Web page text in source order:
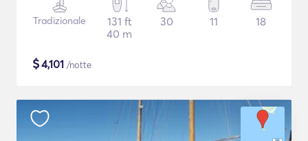
Tradizionale
131 ft
40 m
30 11 18
$4,101 /notte